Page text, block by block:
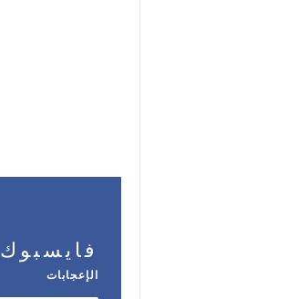
فايسبوك
الإعجابات